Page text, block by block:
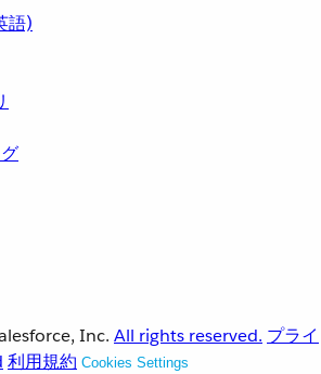
語)
Inc. All rights reserved. プライ
利用規約 Cookies Settings